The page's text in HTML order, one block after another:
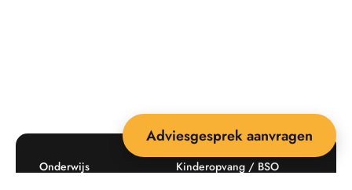
Onderwijs Kinderopvang / BSO
Adviesgesprek aanvragen